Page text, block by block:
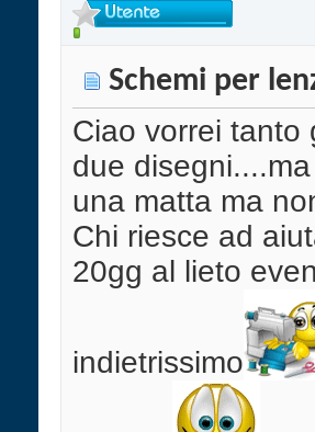
Schemi per
Ciao vorrei tanto
due
una matta ma
Chi riesce ad
20gg al lieto
indietrissimo